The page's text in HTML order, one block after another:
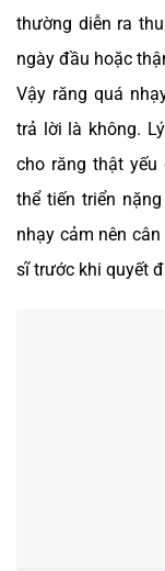
thường diễn ra
ngày đầu hoặc
Vậy răng quá
trả lời là không.
cho răng thật yếu
thể tiến triển
nhạy cảm nên
sĩ trước khi quyết